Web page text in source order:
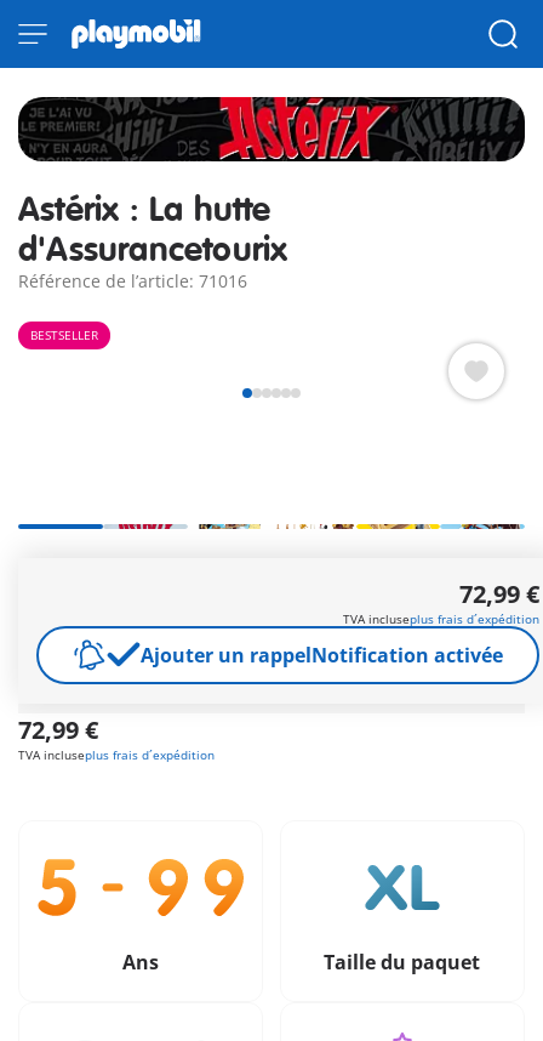
Astérix : La hutte
d'Assurancetourix
Référence de l’article: 71016
BESTSELLER
Agecanonix et Assurancetourix. Dimensions : 28 x 23 x 43 cm
Autres informations
Livraison gratuite à partir de 40 €
72,99 €
TVA incluseplus frais d´expédition
72,99 €
TVA incluseplus frais d´expédition
Ajouter un rappelNotification activée
Ans Taille du paquet